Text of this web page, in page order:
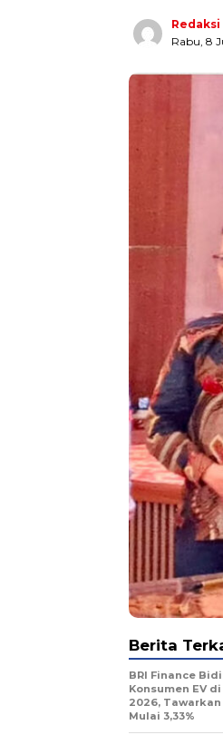
Redaksi
Rabu, 8
Berita
BRI Finance
Konsumen EV di
2026,
Mulai 3,33%